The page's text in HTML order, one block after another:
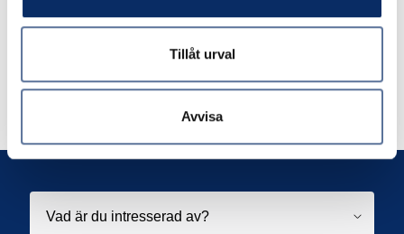
Tillåt urval
Avvisa
exkl. moms: 3kr